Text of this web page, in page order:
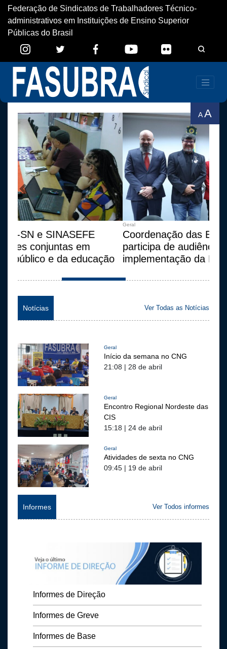
Federação de Sindicatos de Trabalhadores Técnico-
administrativos em Instituições de Ensino Superior
Públicas do Brasil
AA
Coordenação das Estaduais da FASUBRA
participa de audiência pública sobre
implementação da Lei do Descongela
Previous Next
Notícias Ver Todas as Notícias
Geral
Início da semana no CNG
21:08 | 28 de abril
Geral
Encontro Regional Nordeste das
CIS
15:18 | 24 de abril
Geral
Atividades de sexta no CNG
09:45 | 19 de abril
Informes Ver Todos informes
Informes de Direção
Informes de Greve
Informes de Base